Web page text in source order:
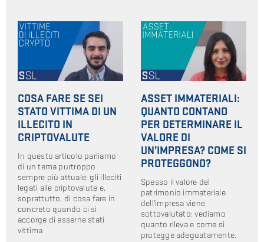
COSA FARE SE SEI
STATO VITTIMA DI UN
ILLECITO IN
CRIPTOVALUTE
In questo articolo parliamo
di un tema purtroppo
sempre più attuale: gli illeciti
legati alle criptovalute e,
soprattutto, di cosa fare in
concreto quando ci si
accorge di esserne stati
vittima.
ASSET IMMATERIALI:
QUANTO CONTANO
PER DETERMINARE IL
VALORE DI
UN’IMPRESA? COME SI
PROTEGGONO?
Spesso il valore del
patrimonio immateriale
dell'impresa viene
sottovalutato: vediamo
quanto rileva e come si
protegge adeguatamente.